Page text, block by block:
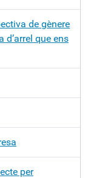
de gènere
d’arrel que ens
per